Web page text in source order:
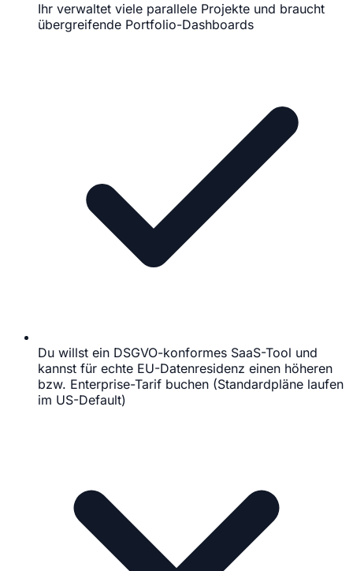
Ihr verwaltet viele parallele Projekte und braucht
übergreifende Portfolio-Dashboards
Du willst ein DSGVO-konformes SaaS-Tool und
kannst für echte EU-Datenresidenz einen höheren
bzw. Enterprise-Tarif buchen (Standardpläne laufen
im US-Default)